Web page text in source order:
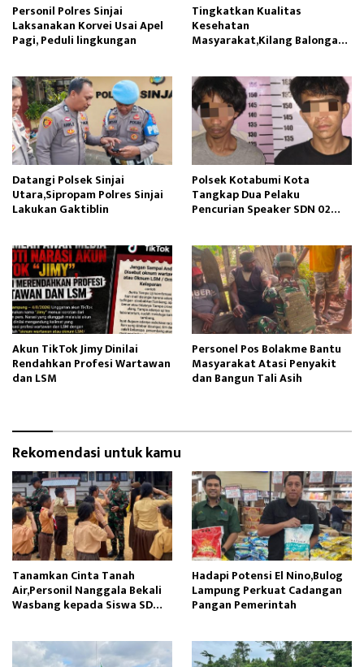
Personil Polres Sinjai
Laksanakan Korvei Usai Apel
Pagi, Peduli lingkungan
Tingkatkan Kualitas
Kesehatan
Masyarakat,Kilang Balongan
Datangi Polsek Sinjai
Utara,Sipropam Polres Sinjai
Lakukan Gaktiblin
Polsek Kotabumi Kota
Tangkap Dua Pelaku
Pencurian Speaker SDN 02
Akun TikTok Jimy Dinilai
Rendahkan Profesi Wartawan
dan LSM
Personel Pos Bolakme Bantu
Masyarakat Atasi Penyakit
dan Bangun Tali Asih
Rekomendasi untuk kamu
Tanamkan Cinta Tanah
Air,Personil Nanggala Bekali
Wasbang kepada Siswa SD
Hadapi Potensi El Nino,Bulog
Lampung Perkuat Cadangan
Pangan Pemerintah